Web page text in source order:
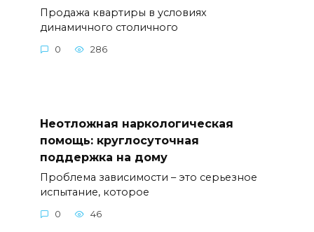
Продажа квартиры в условиях
динамичного столичного
0 286
Неотложная наркологическая
помощь: круглосуточная
поддержка на дому
Проблема зависимости – это серьезное
испытание, которое
0 46